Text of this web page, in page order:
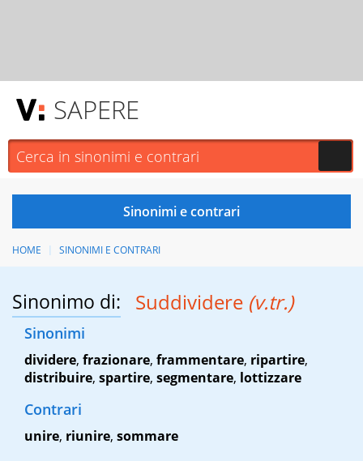
SAPERE
HOME SINONIMI E CONTRARI
Sinonimo di: Suddividere (v.tr.)
Sinonimi
dividere, frazionare, frammentare, ripartire,
distribuire, spartire, segmentare, lottizzare
Contrari
unire, riunire, sommare